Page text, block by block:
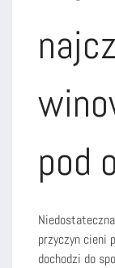
pod
przyczyn cieni
dochodzi do